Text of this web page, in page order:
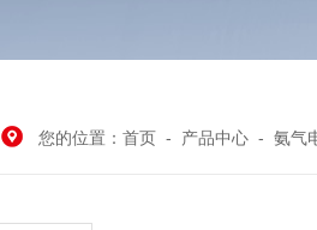
您的位置： 首页 - 产品中心 - 氨气